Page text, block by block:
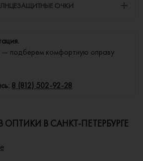
ОЧКИ
— подберем комфортную оправу
8 (812) 502-92-28
В САНКТ-ПЕТЕРБУРГЕ